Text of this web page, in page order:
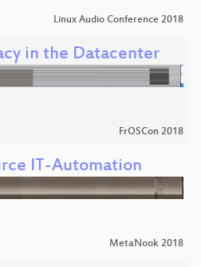
Linux Audio Conference 2018
in the Datacenter
FrOSCon 2018
IT-Automation
MetaNook 2018